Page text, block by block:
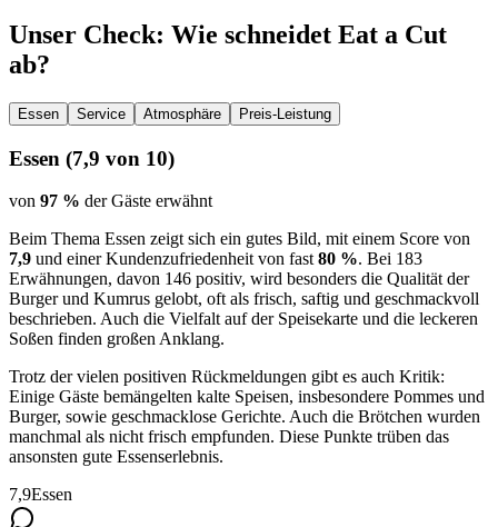
Unser Check: Wie schneidet Eat a Cut
ab?
Essen Service Atmosphäre Preis-Leistung
Essen (7,9 von 10)
von 97 % der Gäste erwähnt
Beim Thema Essen zeigt sich ein gutes Bild, mit einem Score von
7,9 und einer Kundenzufriedenheit von fast 80 %. Bei 183
Erwähnungen, davon 146 positiv, wird besonders die Qualität der
Burger und Kumrus gelobt, oft als frisch, saftig und geschmackvoll
beschrieben. Auch die Vielfalt auf der Speisekarte und die leckeren
Soßen finden großen Anklang.
Trotz der vielen positiven Rückmeldungen gibt es auch Kritik:
Einige Gäste bemängelten kalte Speisen, insbesondere Pommes und
Burger, sowie geschmacklose Gerichte. Auch die Brötchen wurden
manchmal als nicht frisch empfunden. Diese Punkte trüben das
ansonsten gute Essenserlebnis.
7,9Essen